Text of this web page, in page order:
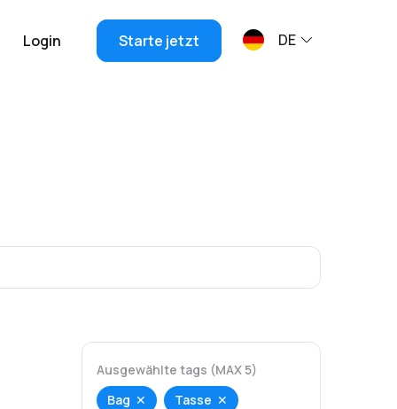
Login Starte jetzt DE
Ausgewählte tags (MAX 5)
Bag
Tasse